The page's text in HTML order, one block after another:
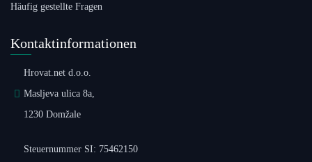
Häufig gestellte Fragen
Kontaktinformationen
Hrovat.net d.o.o.
Masljeva ulica 8a,
1230 Domžale
Steuernummer SI: 75462150